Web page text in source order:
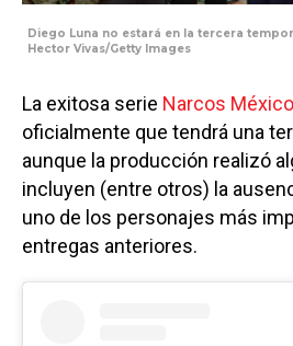
Diego Luna no estará en la tercera
Hector Vivas/Getty Images
La exitosa serie Narcos México
oficialmente que tendrá una
aunque la producción realizó
incluyen (entre otros) la
uno de los personajes más
entregas anteriores.